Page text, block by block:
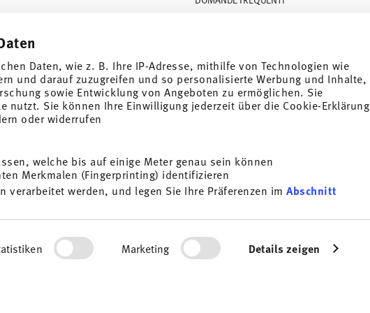
Daten, wie z. B. Ihre IP-Adresse, mithilfe von Technologien wie
und darauf zuzugreifen und so personalisierte Werbung und Inhalte,
sowie Entwicklung von Angeboten zu ermöglichen. Sie
nutzt. Sie können Ihre Einwilligung jederzeit über die Cookie-Erklärung
oder widerrufen
welche bis auf einige Meter genau sein können
Merkmalen (Fingerprinting) identifizieren
verarbeitet werden, und legen Sie Ihre Präferenzen im Abschnitt
geben wir Informationen zu Ihrer Verwendung unserer Website an
weiter. Unsere Partner führen diese Informationen möglicherweise
Marketing Details zeigen
ISCRIVITI
di Thomas sui
la casa della ditta
dalla
informazioni
PAGAMENTI
BUONO REGALO
SITEMAP
REVOCA DEL CONTRATTO
Tieniti informato
speciali.
1
ISCRIVITIi
sui temi porcellane,
link nella newsletter.